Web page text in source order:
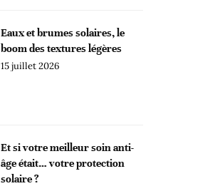
Eaux et brumes solaires, le
boom des textures légères
15 juillet 2026
Et si votre meilleur soin anti-
âge était… votre protection
solaire ?